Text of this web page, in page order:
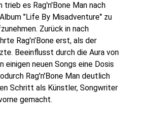
trieb es Rag'n'Bone Man nach
"Life By Misadventure" zu
Zurück in nach
Rag’n’Bone erst, als der
Beeinflusst durch die Aura von
einigen neuen Songs eine Dosis
Rag'n'Bone Man deutlich
Schritt als Künstler, Songwriter
gemacht.